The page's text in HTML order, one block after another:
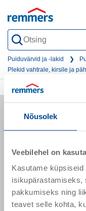
Nõusolek
Veebilehel on
Kasutame
isikupärastamiseks,
pakkumiseks ning
teavet selle kohta,
Puiduvärvid ja -lakid
Plekid vahtrale, kirsile ja
13425 Tallinn
Eesti